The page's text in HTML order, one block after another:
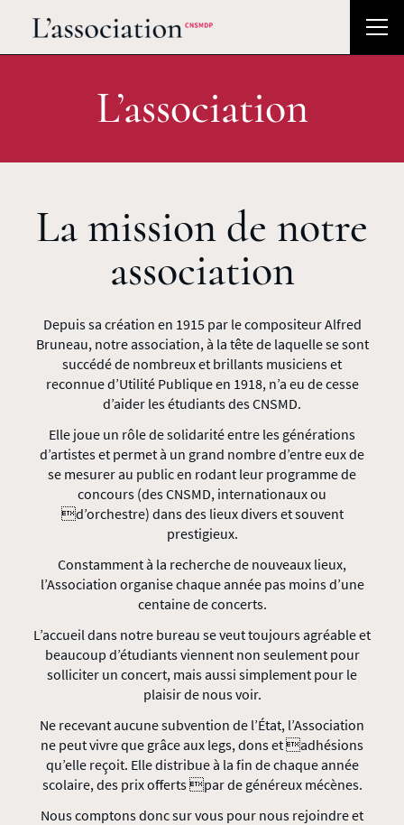
L’association
La mission de notre
association
Depuis sa création en 1915 par le compositeur Alfred
Bruneau, notre association, à la tête de laquelle se sont
succédé de nombreux et brillants musiciens et
reconnue d’Utilité Publique en 1918, n’a eu de cesse
d’aider les étudiants des CNSMD.
Elle joue un rôle de solidarité entre les générations
d’artistes et permet à un grand nombre d’entre eux de
se mesurer au public en rodant leur programme de
concours (des CNSMD, internationaux ou
d’orchestre) dans des lieux divers et souvent
prestigieux.
Constamment à la recherche de nouveaux lieux,
l’Association organise chaque année pas moins d’une
centaine de concerts.
L’accueil dans notre bureau se veut toujours agréable et
beaucoup d’étudiants viennent non seulement pour
solliciter un concert, mais aussi simplement pour le
plaisir de nous voir.
Ne recevant aucune subvention de l’État, l’Association
ne peut vivre que grâce aux legs, dons et adhésions
qu’elle reçoit. Elle distribue à la fin de chaque année
scolaire, des prix offerts par de généreux mécènes.
Nous comptons donc sur vous pour nous rejoindre et